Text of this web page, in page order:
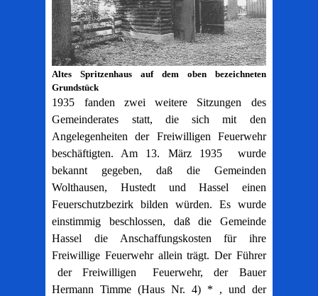
Altes Spritzenhaus auf dem oben bezeichneten
Grundstück
1935 fanden zwei weitere Sitzungen des
Gemeinderates statt, die sich mit den
Angelegenheiten der Freiwilligen Feuerwehr
beschäftigten. Am 13. März 1935 wurde
bekannt gegeben, daß die Gemeinden
Wolthausen, Hustedt und Hassel einen
Feuerschutzbezirk bilden würden. Es wurde
einstimmig beschlossen, daß die Gemeinde
Hassel die Anschaffungskosten für ihre
Freiwillige Feuerwehr allein trägt. Der Führer
der Freiwilligen Feuerwehr, der Bauer
Hermann Timme (Haus Nr. 4) * , und der